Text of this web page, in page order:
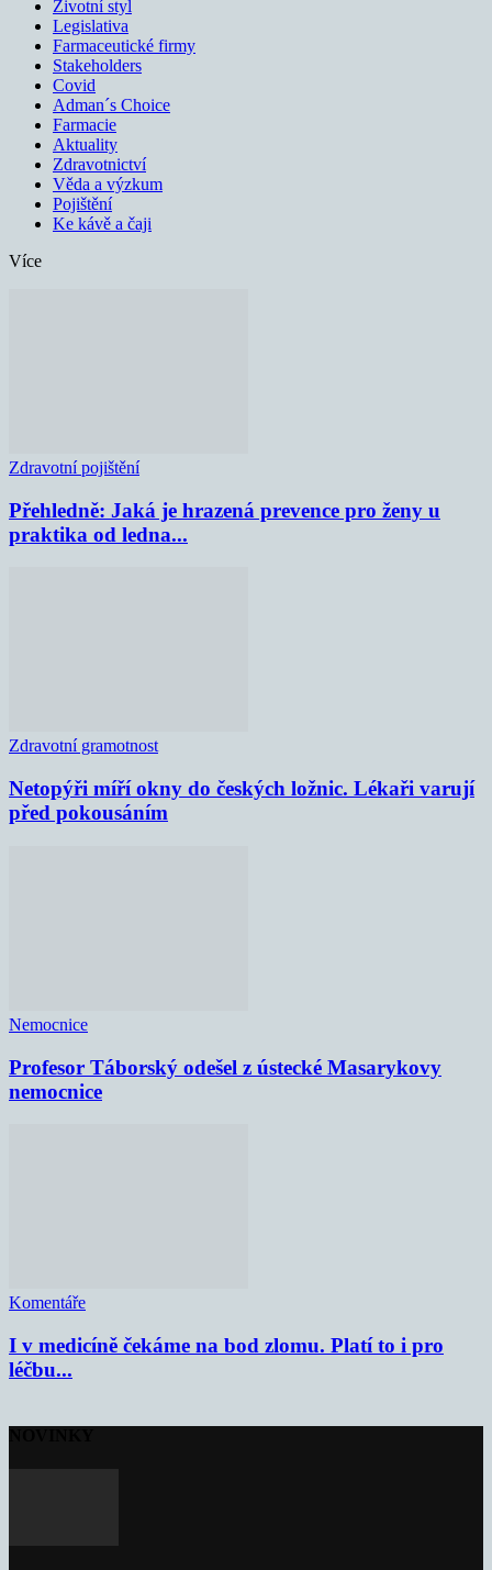
Životní styl
Legislativa
Farmaceutické firmy
Stakeholders
Covid
Adman´s Choice
Farmacie
Aktuality
Zdravotnictví
Věda a výzkum
Pojištění
Ke kávě a čaji
Více
Zdravotní pojištění
Přehledně: Jaká je hrazená prevence pro ženy u
praktika od ledna...
Zdravotní gramotnost
Netopýři míří okny do českých ložnic. Lékaři varují
před pokousáním
Nemocnice
Profesor Táborský odešel z ústecké Masarykovy
nemocnice
Komentáře
I v medicíně čekáme na bod zlomu. Platí to i pro
léčbu...